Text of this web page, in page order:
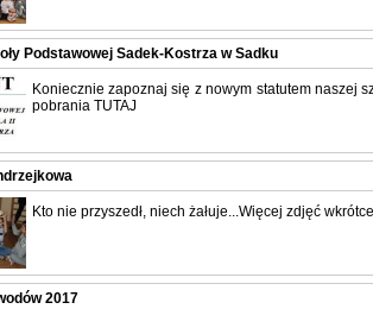
Podstawowej Sadek-Kostrza w Sadku
Koniecznie zapoznaj się z nowym statutem naszej
pobrania TUTAJ
Kto nie przyszedł, niech żałuje...Więcej zdjęć
2017